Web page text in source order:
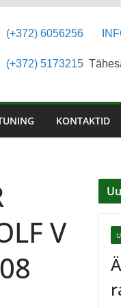
(+372) 6056256
(+372) 5173215
KONTAKTID
V